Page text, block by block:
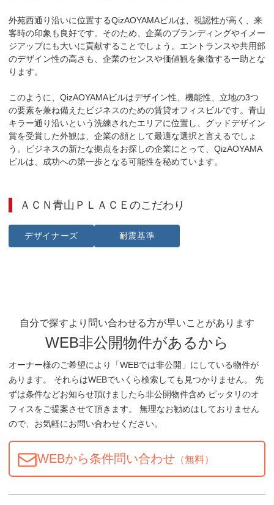
外苑西通り沿いに位置するQizAOYAMAビルは、視認性が高く、来
客時の印象も良好です。そのため、企業のブランディングやイメー
ジアップにも大いに貢献することでしょう。エントランスや共用部
のデザイン性の高さも、企業のセンスや価値観を象徴する一助とな
ります。
このように、QizAOYAMAビルはデザイン性、機能性、立地の3つ
の要素を兼ね備えたビジネスのための賃貸オフィスビルです。青山
キラー通り沿いという洗練されたエリアに位置し、グッドデザイン
賞を受賞した外観は、企業の顔として最適な選択と言えるでしょ
う。ビジネスの新たな拠点をお探しの企業にとって、QizAOYAMA
ビルは、成功への第一歩となる可能性を秘めています。
ＡＣＮ青山ＰＬＡＣＥ のこだわり
デザイナーズ 耐震基準
自分で探すより問い合わせる方が早いことがあります
WEB非公開物件があるから
オーナー様のご希望により「WEBでは非公開」にしている物件が
あります。 それらはWEBでいくら検索しても見つかりません。 先
ずは条件などお知らせ頂けましたら非公開物件含め ピッタリのオ
フィスをご提案させて頂きます。 無理なお勧めはしておりません
ので、お気軽にお問い合わせください。
WEBから条件問い合わせ （無料）